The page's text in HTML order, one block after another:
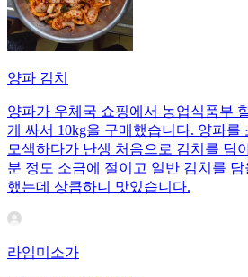
양파 김치
양파가 우체국 쇼핑에서 농업식품부
게 싸서 10kg을 구매했습니다. 양파를
모색하다가 난생 처음으로 김치를 담
분 정도 소금에 절이고 일반 김치를
했는데 상큼하니 맛있습니다.
라임미소가